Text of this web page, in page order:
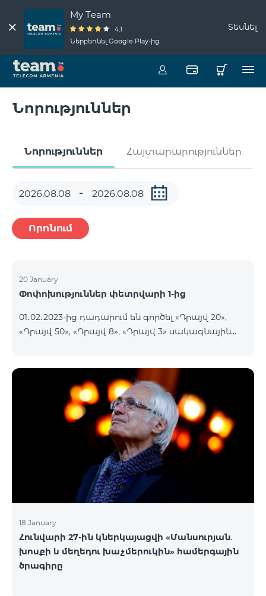
My Team
4.1
Ներբեռնել Google Play-ից
Տեսնել
Նորություններ
Նորություններ Հայտարարություններ
Որոնում
20 January
Փոփոխություններ փետրվարի 1-ից
01․02․2023-ից դադարում են գործել «Դրայվ 20»,
«Դրայվ 50», «Դրայվ 8», «Դրայվ 3» սակագնային
փաթեթներից՝ համաձայն ստորև աղյուսակի․ Հին
սակագնային փաթեթ Նոր սակագնային փաթեթ
Դրայվ 8 Drive Midi 80 G
18 January
Հունվարի 27-ին կներկայացվի «Մանսուրյան․
խոսքի և մեղեդու խաչմերուկին» համերգային
ծրագիրը